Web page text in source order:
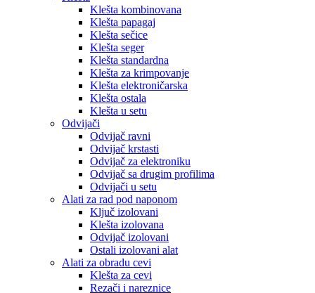
Klešta kombinovana
Klešta papagaj
Klešta sečice
Klešta seger
Klešta standardna
Klešta za krimpovanje
Klešta elektroničarska
Klešta ostala
Klešta u setu
Odvijači
Odvijač ravni
Odvijač krstasti
Odvijač za elektroniku
Odvijač sa drugim profilima
Odvijači u setu
Alati za rad pod naponom
Ključ izolovani
Klešta izolovana
Odvijač izolovani
Ostali izolovani alat
Alati za obradu cevi
Klešta za cevi
Rezači i nareznice